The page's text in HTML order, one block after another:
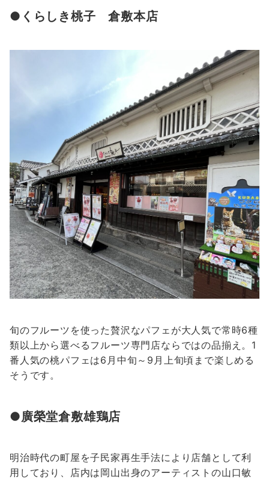
●くらしき桃子 倉敷本店
旬のフルーツを使った贅沢なパフェが大人気で常時6種
類以上から選べるフルーツ専門店ならではの品揃え。1
番人気の桃パフェは6月中旬～9月上旬頃まで楽しめる
そうです。
●廣榮堂倉敷雄鶏店
明治時代の町屋を子民家再生手法により店舗として利
用しており、店内は岡山出身のアーティストの山口敏